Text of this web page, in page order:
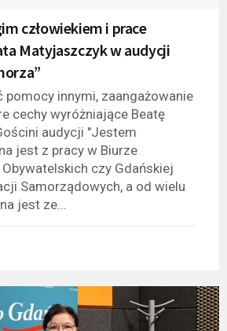
człowiekiem i prace
Matyjaszczyk w audycji
pomocy innymi, zaangażowanie
cechy wyróżniające Beatę
audycji "Jestem
jest z pracy w Biurze
czy Gdańskiej
Samorządowych, a od wielu
jest ze...